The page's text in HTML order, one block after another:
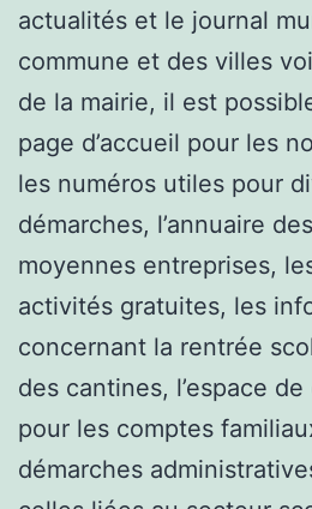
actualités et le journal
commune et des villes
de la mairie, il est
page d’accueil pour les
les numéros utiles pour
démarches, l’annuaire
moyennes entreprises,
activités gratuites, les
concernant la rentrée
des cantines, l’espace
pour les comptes
démarches